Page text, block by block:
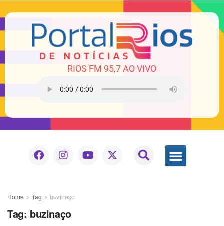
RIOS FM 95,7 AO VIVO
Home Tag buzinaço
Tag: buzinaço